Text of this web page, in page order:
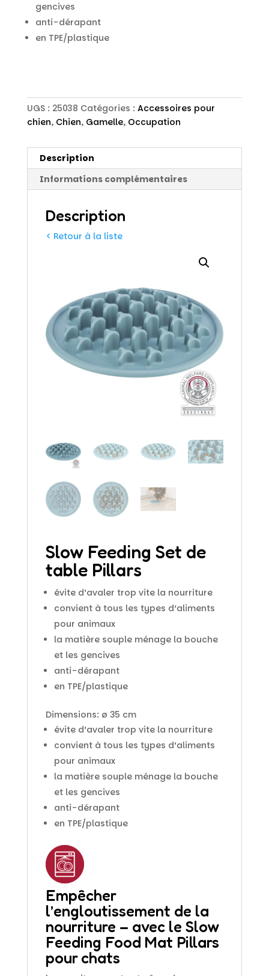
gencives
anti-dérapant
en TPE/plastique
UGS : 25038 Catégories : Accessoires pour
chien, Chien, Gamelle, Occupation
Description
Informations complémentaires
Description
< Retour à la liste
Slow Feeding Set de
table Pillars
évite d’avaler trop vite la nourriture
convient à tous les types d‘aliments
pour animaux
la matière souple ménage la bouche
et les gencives
anti-dérapant
en TPE/plastique
Dimensions: ø 35 cm
évite d’avaler trop vite la nourriture
convient à tous les types d‘aliments
pour animaux
la matière souple ménage la bouche
et les gencives
anti-dérapant
en TPE/plastique
Empêcher
l’engloutissement de la
nourriture – avec le Slow
Feeding Food Mat Pillars
pour chats